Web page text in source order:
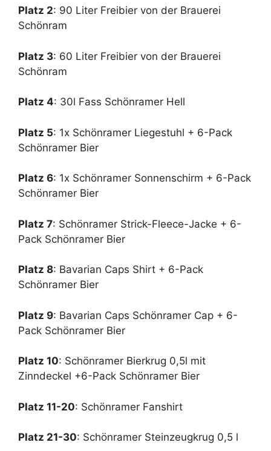
Platz 2: 90 Liter Freibier von der Brauerei
Schönram
Platz 3: 60 Liter Freibier von der Brauerei
Schönram
Platz 4: 30l Fass Schönramer Hell
Platz 5: 1x Schönramer Liegestuhl + 6-Pack
Schönramer Bier
Platz 6: 1x Schönramer Sonnenschirm + 6-Pack
Schönramer Bier
Platz 7: Schönramer Strick-Fleece-Jacke + 6-
Pack Schönramer Bier
Platz 8: Bavarian Caps Shirt + 6-Pack
Schönramer Bier
Platz 9: Bavarian Caps Schönramer Cap + 6-
Pack Schönramer Bier
Platz 10: Schönramer Bierkrug 0,5l mit
Zinndeckel +6-Pack Schönramer Bier
Platz 11-20: Schönramer Fanshirt
Platz 21-30: Schönramer Steinzeugkrug 0,5 l